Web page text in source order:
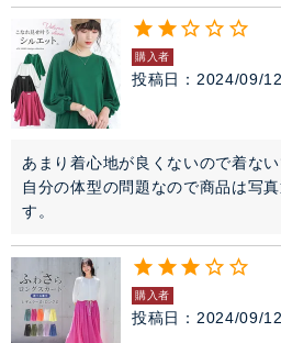
購入者
投稿日 2024/09/12
あまり着心地が良くないので着ない
自分の体型の問題なので商品は写
す。
購入者
投稿日 2024/09/12